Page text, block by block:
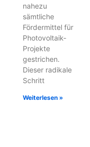
nahezu
sämtliche
Fördermittel für
Photovoltaik-
Projekte
gestrichen.
Dieser radikale
Schritt
Weiterlesen »